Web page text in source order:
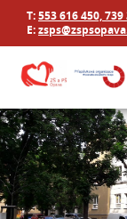
T:553 616 450, 739
E: